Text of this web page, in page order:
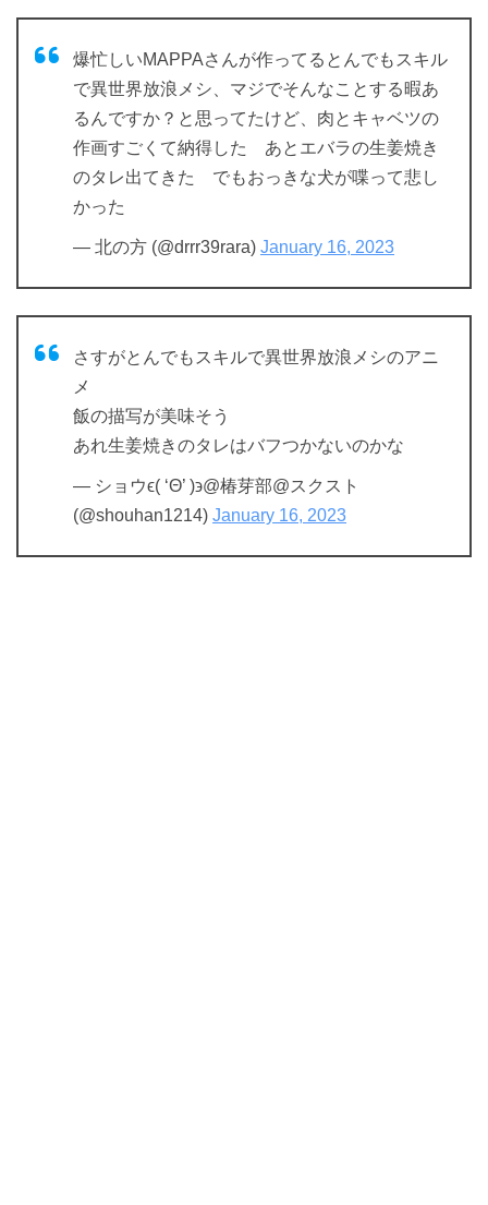
爆忙しいMAPPAさんが作ってるとんでもスキル
で異世界放浪メシ、マジでそんなことする暇あ
るんですか？と思ってたけど、肉とキャベツの
作画すごくて納得した あとエバラの生姜焼き
のタレ出てきた でもおっきな犬が喋って悲し
かった
— 北の方 (@drrr39rara) January 16, 2023
さすがとんでもスキルで異世界放浪メシのアニ
メ
飯の描写が美味そう
あれ生姜焼きのタレはバフつかないのかな
— ショウϵ( ‘Θ’ )϶@椿芽部@スクスト
(@shouhan1214) January 16, 2023